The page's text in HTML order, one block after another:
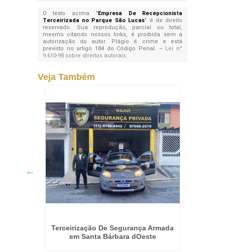
O texto acima "Empresa De Recepcionista
Terceirizada no Parque São Lucas" é de direito
reservado. Sua reprodução, parcial ou total,
mesmo citando nossos links, é proibida sem a
autorização do autor. Plágio é crime e está
previsto no artigo 184 do Código Penal. – Lei n°
9.610-98 sobre direitos autorais.
Veja Também
Terceirização De Segurança Armada
em Santa Bárbara dOeste